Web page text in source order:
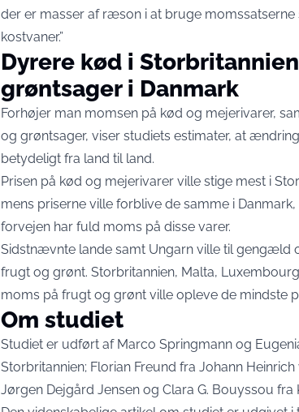
der er masser af ræson i at bruge
kostvaner.”
Dyrere kød i
grøntsager i Danmark
Forhøjer man momsen på kød og mejerivarer,
og grøntsager, viser studiets estimater, at
betydeligt fra land til land.
Prisen på kød og mejerivarer ville stige mest i
mens priserne ville forblive de samme i
forvejen har fuld moms på disse varer.
Sidstnævnte lande samt Ungarn ville til gengæld
frugt og grønt. Storbritannien, Malta,
moms på frugt og grønt ville opleve de mindste
Om studiet
Studiet er udført af Marco Springmann og
Storbritannien; Florian Freund fra Johann
Jørgen Dejgård Jensen og Clara G. Bouyssou fra